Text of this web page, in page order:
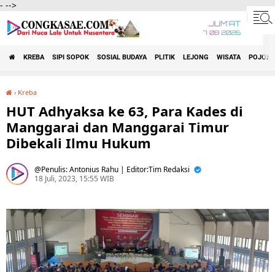
- -->
JUM'AT
7 08 2026
KREBA SIPI SOPOK SOSIAL BUDAYA PLITIK LEJONG WISATA POJOK
› Kreba
HUT Adhyaksa ke 63, Para Kades di
Manggarai dan Manggarai Timur
Dibekali Ilmu Hukum
Penulis: Antonius Rahu | Editor:Tim Redaksi
18 Juli, 2023, 15:55 WIB